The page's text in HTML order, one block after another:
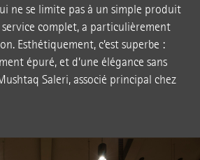
ne se limite pas à un simple produit
complet, a particulièrement
Esthétiquement, c’est superbe :
épuré, et d’une élégance sans
Saleri, associé principal chez